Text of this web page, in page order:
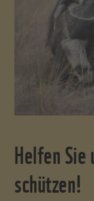
Helfen Sie
schützen!